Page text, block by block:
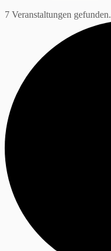
7 Veranstaltungen gefunden.